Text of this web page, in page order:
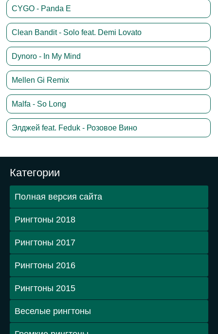
CYGO - Panda E
Clean Bandit - Solo feat. Demi Lovato
Dynoro - In My Mind
Mellen Gi Remix
Malfa - So Long
Элджей feat. Feduk - Розовое Вино
Категории
Полная версия сайта
Рингтоны 2018
Рингтоны 2017
Рингтоны 2016
Рингтоны 2015
Веселые рингтоны